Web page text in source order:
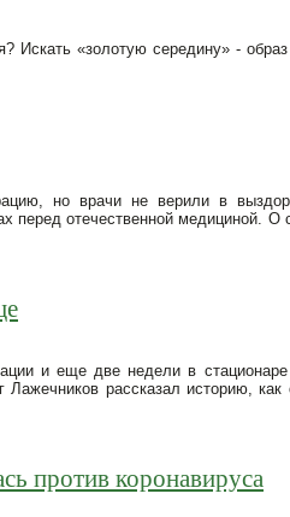
Искать «золотую середину» -
но врачи не верили в
перед отечественной медициной. О
и еще две недели в
рассказал историю, как
против коронавируса